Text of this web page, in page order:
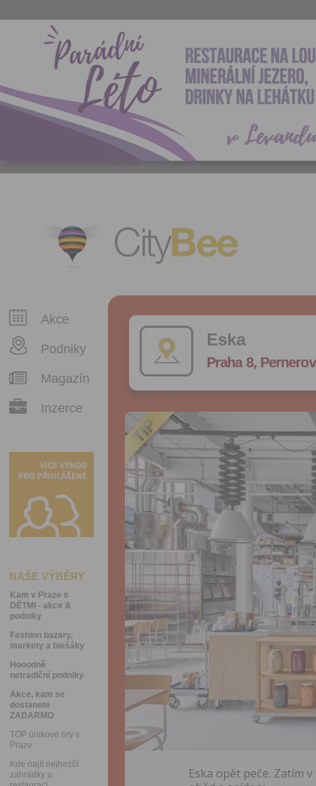
CityBee
Akce
Podniky
Magazín
Inzerce
NAŠE VÝBĚRY
Kam v Praze s
DĚTMI - akce &
podniky
Fashion bazary,
markety a blešáky
Hooodně
netradiční podniky
Akce, kam se
dostanete
ZADARMO
TOP únikové hry v
Praze
Kde najít nejhezčí
zahrádky u
Eska
Praha 8,
Eska opět peče. Zatím